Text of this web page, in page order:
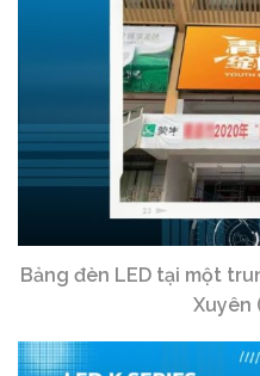
Bảng đèn LED tại một
Xuyên